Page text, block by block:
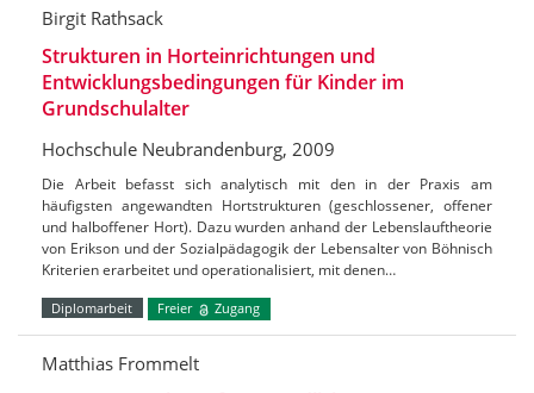
Birgit Rathsack
Strukturen in Horteinrichtungen und
Entwicklungsbedingungen für Kinder im
Grundschulalter
Hochschule Neubrandenburg, 2009
Die Arbeit befasst sich analytisch mit den in der Praxis am
häufigsten angewandten Hortstrukturen (geschlossener, offener
und halboffener Hort). Dazu wurden anhand der Lebenslauftheorie
von Erikson und der Sozialpädagogik der Lebensalter von Böhnisch
Kriterien erarbeitet und operationalisiert, mit denen…
Diplomarbeit Freier Zugang
Matthias Frommelt